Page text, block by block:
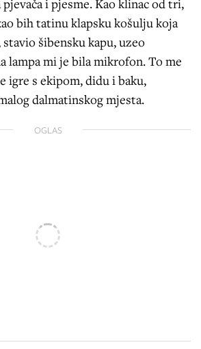
i pjesme. Kao klinac od tri,
bih tatinu klapsku košulju koja
šibensku kapu, uzeo
lampa mi je bila mikrofon. To me
igre s ekipom, didu i baku,
dalmatinskog mjesta.
OGLAS